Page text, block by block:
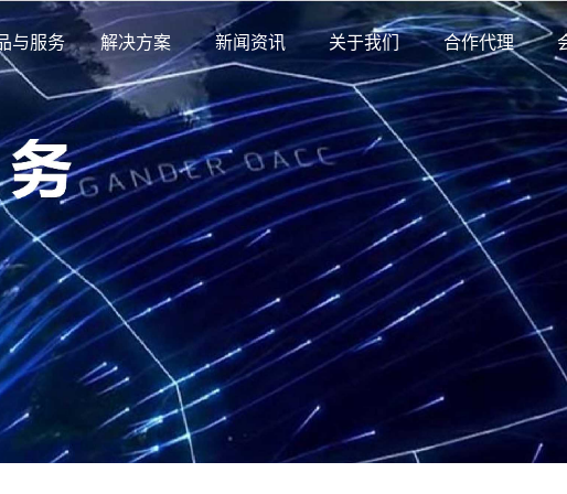
与服务 解决方案 新闻资讯 关于我们 合作代理